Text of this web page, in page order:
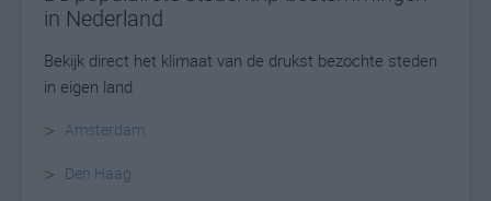
in Nederland
Bekijk direct het klimaat van de drukst bezochte steden
in eigen land
> Amsterdam
> Den Haag